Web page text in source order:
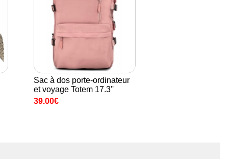
Sac à dos porte-ordinateur
et voyage Totem 17.3''
39.00€